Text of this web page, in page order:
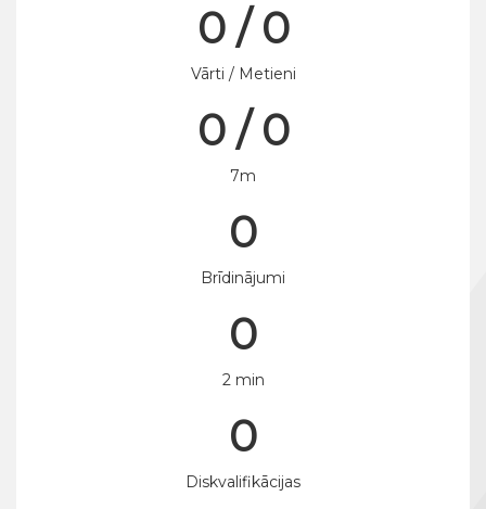
0 / 0
Vārti / Metieni
0 / 0
7m
0
Brīdinājumi
0
2 min
0
Diskvalifikācijas